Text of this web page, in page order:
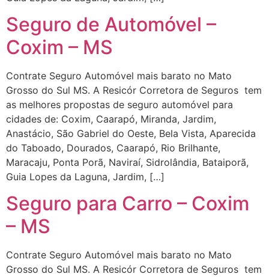
Seguro de Automóvel –
Coxim – MS
Contrate Seguro Automóvel mais barato no Mato
Grosso do Sul MS. A Resicór Corretora de Seguros tem
as melhores propostas de seguro automóvel para
cidades de: Coxim, Caarapó, Miranda, Jardim,
Anastácio, São Gabriel do Oeste, Bela Vista, Aparecida
do Taboado, Dourados, Caarapó, Rio Brilhante,
Maracaju, Ponta Porã, Naviraí, Sidrolândia, Bataiporã,
Guia Lopes da Laguna, Jardim, […]
Seguro para Carro – Coxim
– MS
Contrate Seguro Automóvel mais barato no Mato
Grosso do Sul MS. A Resicór Corretora de Seguros tem